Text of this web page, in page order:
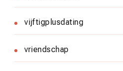
vijftigplusdating
vriendschap